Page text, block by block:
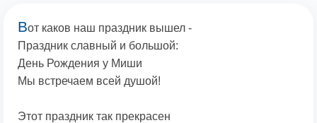
Вот каков наш праздник вышел -
Праздник славный и большой:
День Рождения у Миши
Мы встречаем всей душой!
Этот праздник так прекрасен